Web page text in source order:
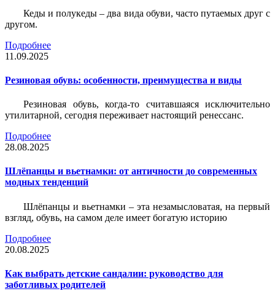
Кеды и полукеды – два вида обуви, часто путаемых друг с
другом.
Подробнее
11.09.2025
Резиновая обувь: особенности, преимущества и виды
Резиновая обувь, когда-то считавшаяся исключительно
утилитарной, сегодня переживает настоящий ренессанс.
Подробнее
28.08.2025
Шлёпанцы и вьетнамки: от античности до современных
модных тенденций
Шлёпанцы и вьетнамки – эта незамысловатая, на первый
взгляд, обувь, на самом деле имеет богатую историю
Подробнее
20.08.2025
Как выбрать детские сандалии: руководство для
заботливых родителей